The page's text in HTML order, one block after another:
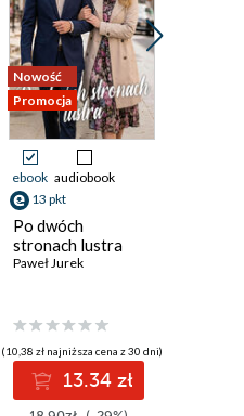
Nowość
Promocja
ebook audiobook
13 pkt
Po dwóch
stronach lustra
Paweł Jurek
(10,38 zł najniższa cena z 30 dni)
13.34 zł